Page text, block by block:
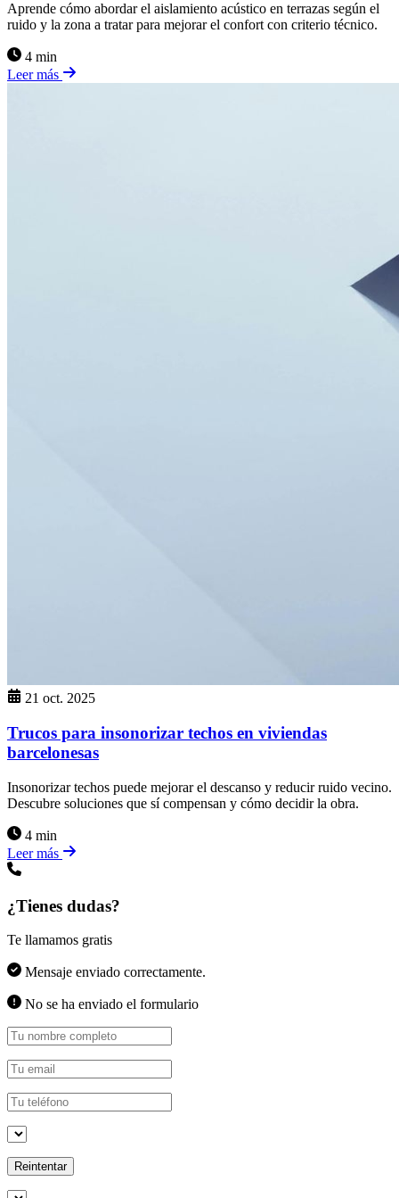
Aprende cómo abordar el aislamiento acústico en terrazas según el
ruido y la zona a tratar para mejorar el confort con criterio técnico.
4 min
Leer más
21 oct. 2025
Trucos para insonorizar techos en viviendas
barcelonesas
Insonorizar techos puede mejorar el descanso y reducir ruido vecino.
Descubre soluciones que sí compensan y cómo decidir la obra.
4 min
Leer más
¿Tienes dudas?
Te llamamos gratis
Mensaje enviado correctamente.
No se ha enviado el formulario
Reintentar